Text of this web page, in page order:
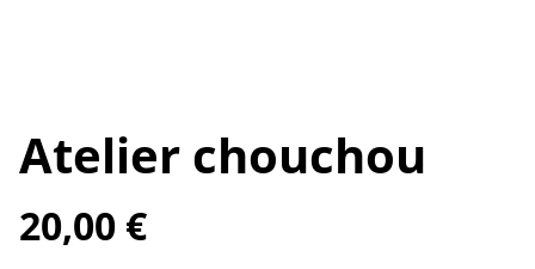
Atelier chouchou
20,00 €